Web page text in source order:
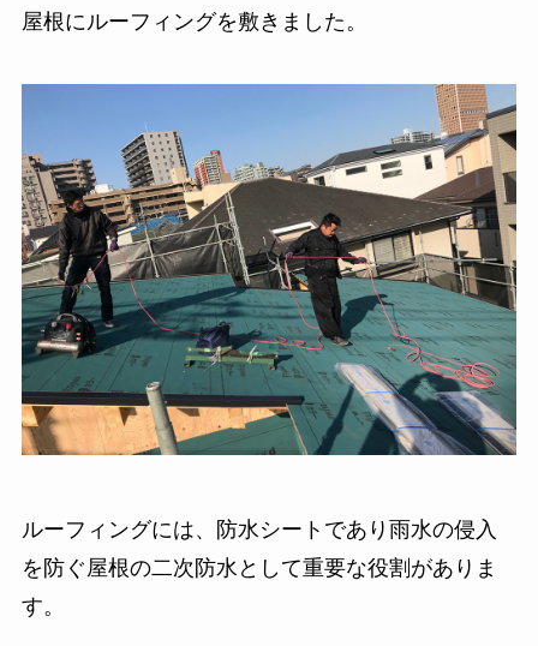
屋根にルーフィングを敷きました。
ルーフィングには、防水シートであり雨水の侵入
を防ぐ屋根の二次防水として重要な役割がありま
す。